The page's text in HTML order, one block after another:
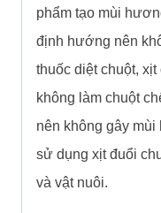
phẩm tạo mùi
định hướng nên
thuốc diệt chuột,
không làm chuột
nên không gây
sử dụng xịt đuổi
và vật nuôi.